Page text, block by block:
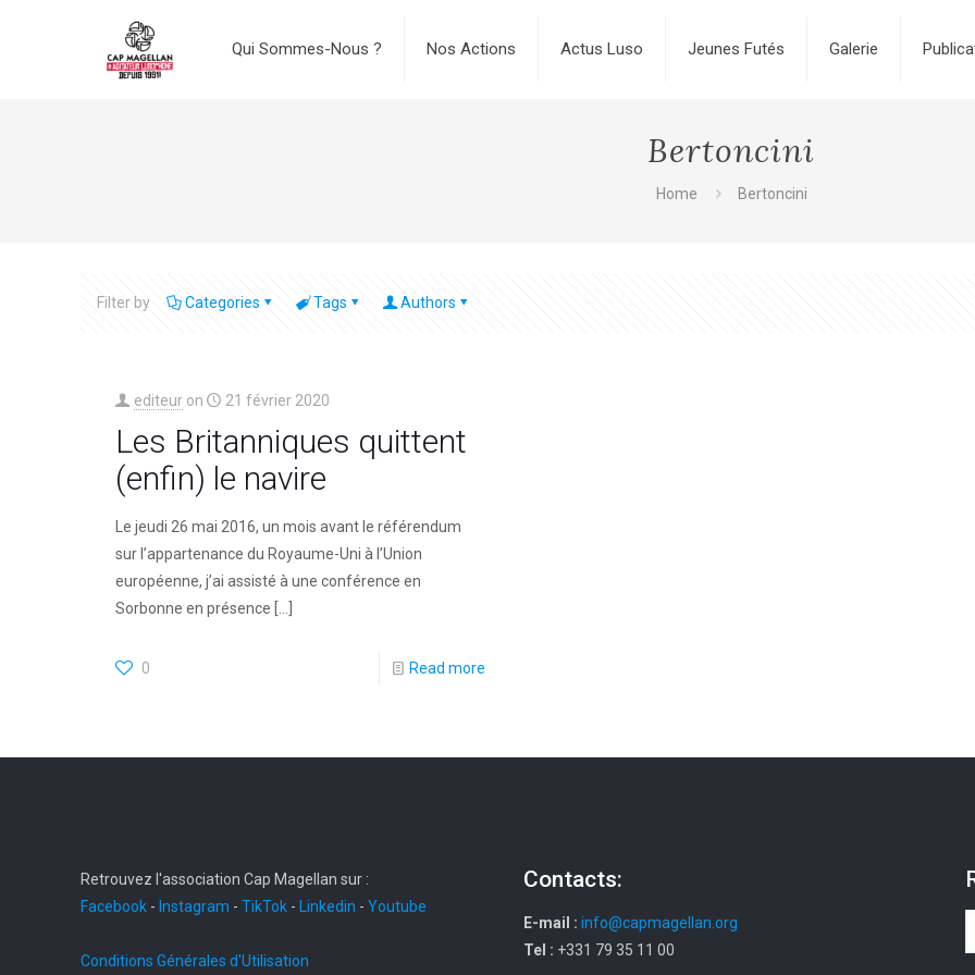
Qui Sommes-Nous ? Nos Actions Actus Luso Jeunes Futés Galerie
Bertoncini
Home Bertoncini
Filter by Categories Tags Authors
editeur on 21 février 2020
Les Britanniques quittent
(enfin) le navire
Le jeudi 26 mai 2016, un mois avant le référendum
sur l’appartenance du Royaume-Uni à l’Union
européenne, j’ai assisté à une conférence en
Sorbonne en présence
0 Read more
Retrouvez l'association Cap Magellan sur :
Facebook - Instagram - TikTok - Linkedin - Youtube
Conditions Générales d'Utilisation
Contacts:
E-mail : info@capmagellan.org
Tel : +331 79 35 11 00